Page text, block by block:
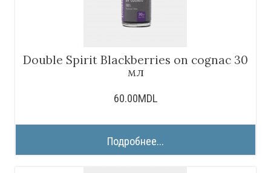
Double Spirit Blackberries on cognac 30
мл
60.00MDL
Подробнее...